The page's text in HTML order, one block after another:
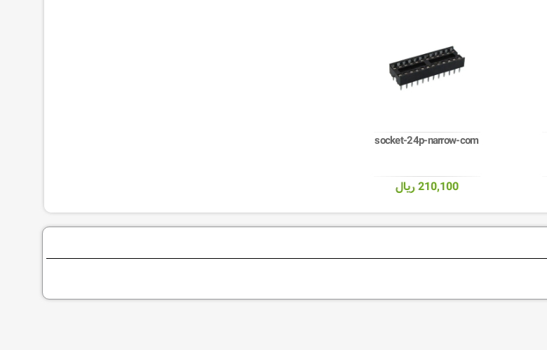
socket-24p-narrow-com
210,100 ریال